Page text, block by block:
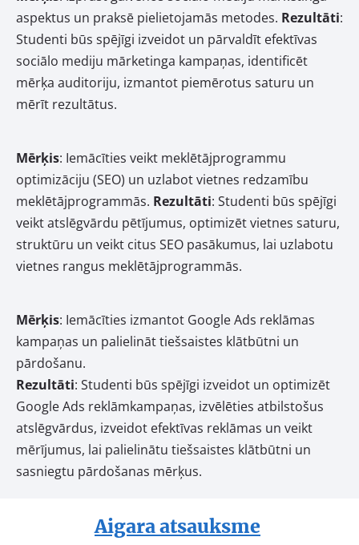
aspektus un praksē pielietojamās metodes. Rezultāti:
Studenti būs spējīgi izveidot un pārvaldīt efektīvas
sociālo mediju mārketinga kampaņas, identificēt
mērķa auditoriju, izmantot piemērotus saturu un
mērīt rezultātus.
Mērķis: Iemācīties veikt meklētājprogrammu
optimizāciju (SEO) un uzlabot vietnes redzamību
meklētājprogrammās. Rezultāti: Studenti būs spējīgi
veikt atslēgvārdu pētījumus, optimizēt vietnes saturu,
struktūru un veikt citus SEO pasākumus, lai uzlabotu
vietnes rangus meklētājprogrammās.
Mērķis: Iemācīties izmantot Google Ads reklāmas
kampaņas un palielināt tiešsaistes klātbūtni un
pārdošanu.
Rezultāti: Studenti būs spējīgi izveidot un optimizēt
Google Ads reklāmkampaņas, izvēlēties atbilstošus
atslēgvārdus, izveidot efektīvas reklāmas un veikt
mērījumus, lai palielinātu tiešsaistes klātbūtni un
sasniegtu pārdošanas mērķus.
Aigara atsauksme